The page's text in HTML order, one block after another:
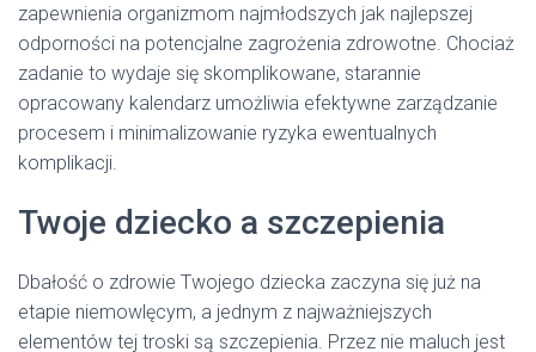
zapewnienia organizmom najmłodszych jak najlepszej
odporności na potencjalne zagrożenia zdrowotne. Chociaż
zadanie to wydaje się skomplikowane, starannie
opracowany kalendarz umożliwia efektywne zarządzanie
procesem i minimalizowanie ryzyka ewentualnych
komplikacji.
Twoje dziecko a szczepienia
Dbałość o zdrowie Twojego dziecka zaczyna się już na
etapie niemowlęcym, a jednym z najważniejszych
elementów tej troski są szczepienia. Przez nie maluch jest